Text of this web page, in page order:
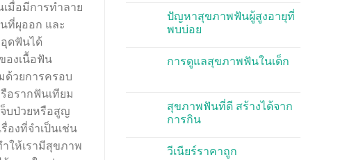
มื่อมีการทำลาย
ที่ผุออก และ
ดฟันได้
องเนื้อฟัน
ด้วยการครอบ
อรากฟันเทียม
บป่วยหรือสูญ
องที่จำเป็นเช่น
ให้เรามีสุขภาพ
ปัญหาสุขภาพฟันผู้สูงอายุที่
พบบ่อย
การดูแลสุขภาพฟันในเด็ก
สุขภาพฟันที่ดี สร้างได้จาก
การกิน
วีเนียร์ราคาถูก